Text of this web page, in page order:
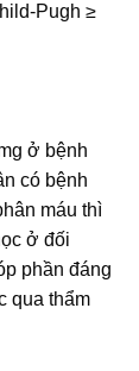
Pugh ≥
ở bệnh
có bệnh
máu thì
ở đối
phần đáng
qua thẩm